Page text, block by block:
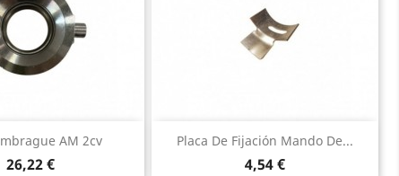
AM 2cv
Precio
26,22 €
Vista rápida Placa De Fijación Mando De...
Precio
4,54 €
Vista rápida